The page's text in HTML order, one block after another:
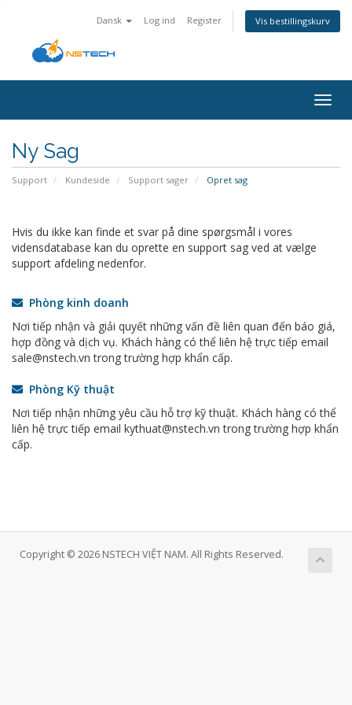
Dansk Log ind Register Vis bestillingskurv
Ny Sag
Support Kundeside Support sager Opret sag
Hvis du ikke kan finde et svar på dine spørgsmål i vores
vidensdatabase kan du oprette en support sag ved at vælge
support afdeling nedenfor.
Phòng kinh doanh
Nơi tiếp nhận và giải quyết những vấn đề liên quan đến báo giá,
hợp đồng và dịch vụ. Khách hàng có thể liên hệ trực tiếp email
sale@nstech.vn trong trường hợp khẩn cấp.
Phòng Kỹ thuật
Nơi tiếp nhận những yêu cầu hỗ trợ kỹ thuật. Khách hàng có thể
liên hệ trực tiếp email kythuat@nstech.vn trong trường hợp khẩn
cấp.
Copyright © 2026 NSTECH VIỆT NAM. All Rights Reserved.